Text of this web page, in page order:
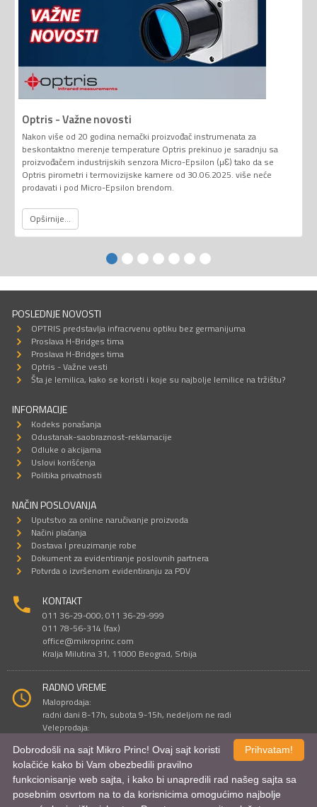
Optris - Važne novosti
Nakon više od 20 godina nemački proizvođač instrumenata za
beskontaktno merenje temperature Optris prekinuo je saradnju sa
proizvođačem industrijskih senzora Micro-Epsilon (µƐ) tako da se
Optris pirometri i termovizijske kamere od 30.06.2025. više neće
prodavati i pod Micro-Epsilon brendom.
Opširnije...
POSLEDNJE NOVOSTI
OPTRIS predstavlja infracrvenu optiku bez germanijuma
Proslava H-Bridges tima
Proslava H-Bridges tima
Optris - Važne vesti
Šta je lemilica, kako se koristi i koje su najbolje lemilice na tržištu?
INFORMACIJE
Kodeks ponašanja
Odustanak-saobraznost-reklamacije
Odluke o akcijama
Uslovi korišćenja
Politika privatnosti
NAČIN POSLOVANJA
Uputstvo za online naručivanje proizvoda
Načini plaćanja
Dostava I preuzimanje robe
Dokument za evidentiranje poslovnih partnera
Potvrda o izvršenom evidentiranju za PDV
KONTAKT
011 36-29-000; 011 36-29-999
011 78-56-314 (fax)
office@mikroprinc.com
Kralja Milutina 31, 11000 Beograd, Srbija
RADNO VREME
Maloprodaja:
radni dani 8-17h, subota 9-15h, nedeljom ne radi
Veleprodaja:
Sve cene su iskazane u dinarima. PDV je uračunat u cenu.
© Mikro Princ 1999 - 2026. Sva prava su zadržana.
Prihvatam!
Dobrodošli na sajt Mikro Princ! Ovaj sajt koristi
kolačiće kako bi Vam obezbedili pravilno
funkcionisanje web sajta, i kako bi unapredili rad našeg sajta sa
posebnim osvrtom na to da korisnicima omogućimo najbolje